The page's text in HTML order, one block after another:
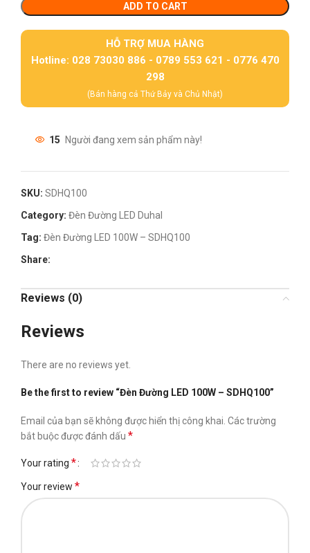
ADD TO CART
HỖ TRỢ MUA HÀNG
Hotline: 028 73030 886 - 0789 553 621 - 0776 470
298
(Bán hàng cả Thứ Bảy và Chủ Nhật)
15 Người đang xem sản phẩm này!
SKU: SDHQ100
Category: Đèn Đường LED Duhal
Tag: Đèn Đường LED 100W – SDHQ100
Share:
Reviews (0)
Reviews
There are no reviews yet.
Be the first to review “Đèn Đường LED 100W – SDHQ100”
Email của bạn sẽ không được hiển thị công khai. Các trường
bắt buộc được đánh dấu *
Your rating *
Your review *